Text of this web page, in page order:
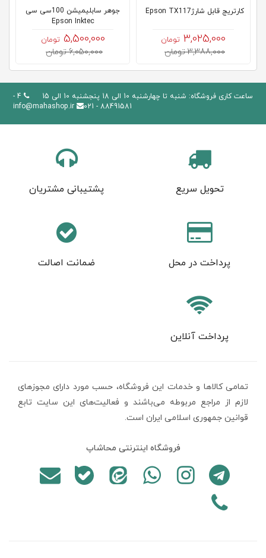
کارتریج قابل شارژEpson TX117
3,025,000 تومان
3,388,000 تومان
جوهر سابلیمیشن 100سی سی
Epson Inktec
5,500,000 تومان
6,050,000 تومان
ساعت کاری فروشگاه: شنبه تا چهارشنبه 10 الی 18 پنجشنبه 10 الی 15
4 -
88491581 - 021
info@mahashop.ir
تحویل سریع پشتیبانی مشتریان
پرداخت در محل ضمانت اصالت
پرداخت آنلاین
تمامی كالاها و خدمات اين فروشگاه، حسب مورد دارای مجوزهای
لازم از مراجع مربوطه می‌باشند و فعاليت‌های اين سايت تابع
قوانين جمهوری اسلامی ایران است.
فروشگاه اینترنتی محاشاپ